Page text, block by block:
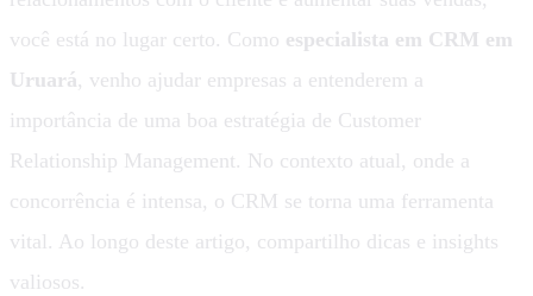
você está no lugar certo. Como especialista em CRM em
Uruará, venho ajudar empresas a entenderem a
importância de uma boa estratégia de Customer
Relationship Management. No contexto atual, onde a
concorrência é intensa, o CRM se torna uma ferramenta
vital. Ao longo deste artigo, compartilho dicas e insights
valiosos.